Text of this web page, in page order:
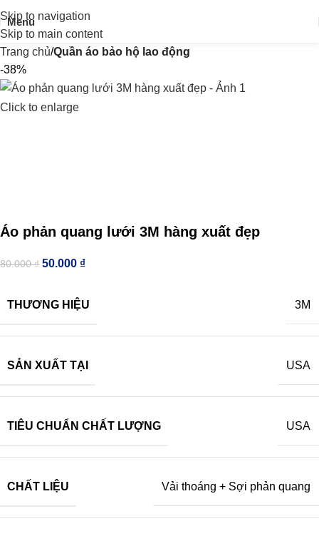
Skip to navigation
Skip to main content
Menu
Trang chủ Quần áo bảo hộ lao động
-38%
Click to enlarge
Áo phản quang lưới 3M hàng xuất đẹp
80.000₫ 50.000 ₫
THƯƠNG HIỆU 3M
SẢN XUẤT TẠI USA
TIÊU CHUẨN CHẤT LƯỢNG USA
CHẤT LIỆU Vải thoáng + Sợi phản quang